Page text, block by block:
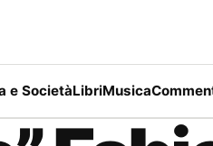
e SocietàLibriMusica